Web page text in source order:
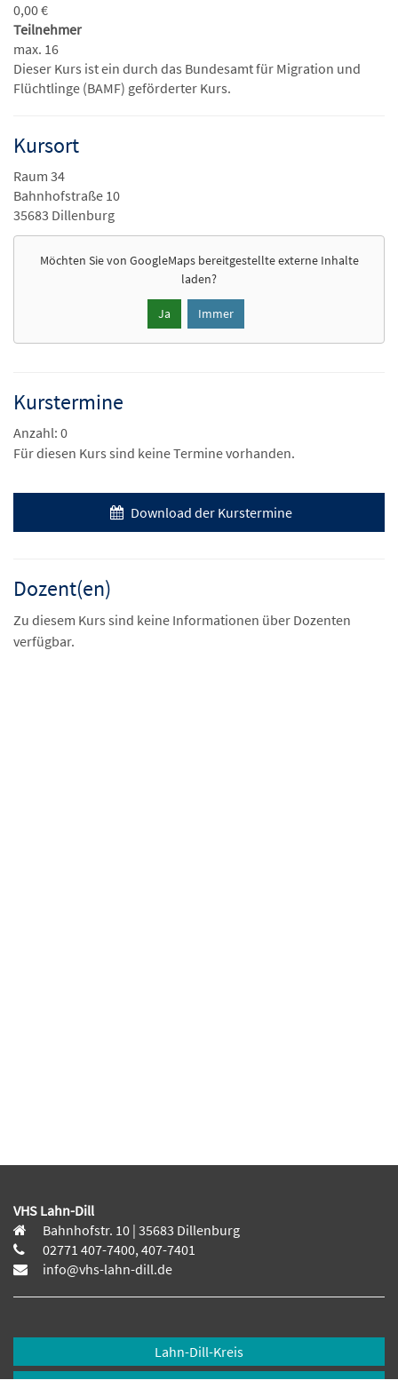
0,00 €
Teilnehmer
max. 16
Dieser Kurs ist ein durch das Bundesamt für Migration und
Flüchtlinge (BAMF) geförderter Kurs.
Kursort
Raum 34
Bahnhofstraße 10
35683 Dillenburg
Möchten Sie von GoogleMapsbereitgestellte externe Inhalte
laden?
Ja Immer
Kurstermine
Anzahl: 0
Für diesen Kurs sind keine Termine vorhanden.
Download der Kurstermine
Dozent(en)
Zu diesem Kurs sind keine Informationen über Dozenten
verfügbar.
VHS Lahn-Dill
Bahnhofstr. 10 | 35683 Dillenburg
02771 407-7400, 407-7401
info@vhs-lahn-dill.de
Lahn-Dill-Kreis